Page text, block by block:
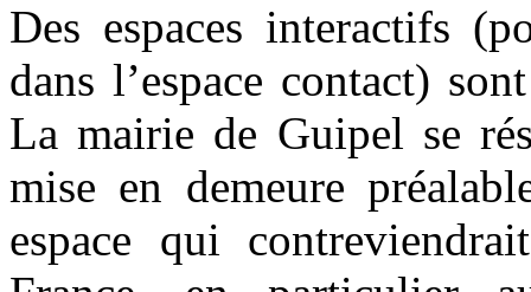
Des espaces interactifs
dans l’espace contact)
La mairie de Guipel se
mise en demeure
espace qui